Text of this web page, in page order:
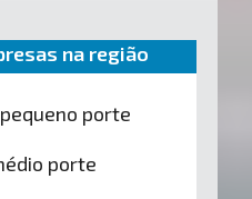
na região
porte
porte